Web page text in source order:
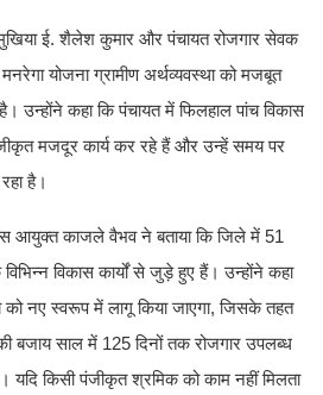
मुखिया ई. शैलेश कुमार और पंचायत रोजगार सेवक
मनरेगा योजना ग्रामीण अर्थव्यवस्था को मजबूत
उन्होंने कहा कि पंचायत में फिलहाल पांच विकास
मजदूर कार्य कर रहे हैं और उन्हें समय पर
है।
आयुक्त काजले वैभव ने बताया कि जिले में 51
विकास कार्यों से जुड़े हुए हैं। उन्होंने कहा
नए स्वरूप में लागू किया जाएगा, जिसके तहत
बजाय साल में 125 दिनों तक रोजगार उपलब्ध
यदि किसी पंजीकृत श्रमिक को काम नहीं मिलता